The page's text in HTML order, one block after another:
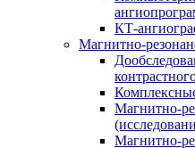
КТ-
Магнитно-
Магнитно-
Магнитно-